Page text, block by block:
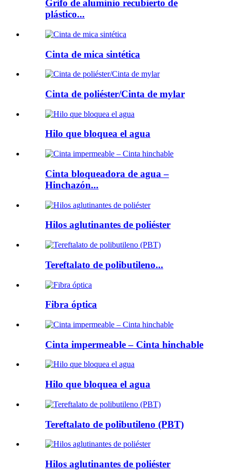
Grifo de aluminio recubierto de
plástico...
Cinta de mica sintética
Cinta de poliéster/Cinta de mylar
Hilo que bloquea el agua
Cinta bloqueadora de agua –
Hinchazón...
Hilos aglutinantes de poliéster
Tereftalato de polibutileno...
Fibra óptica
Cinta impermeable – Cinta hinchable
Hilo que bloquea el agua
Tereftalato de polibutileno (PBT)
Hilos aglutinantes de poliéster